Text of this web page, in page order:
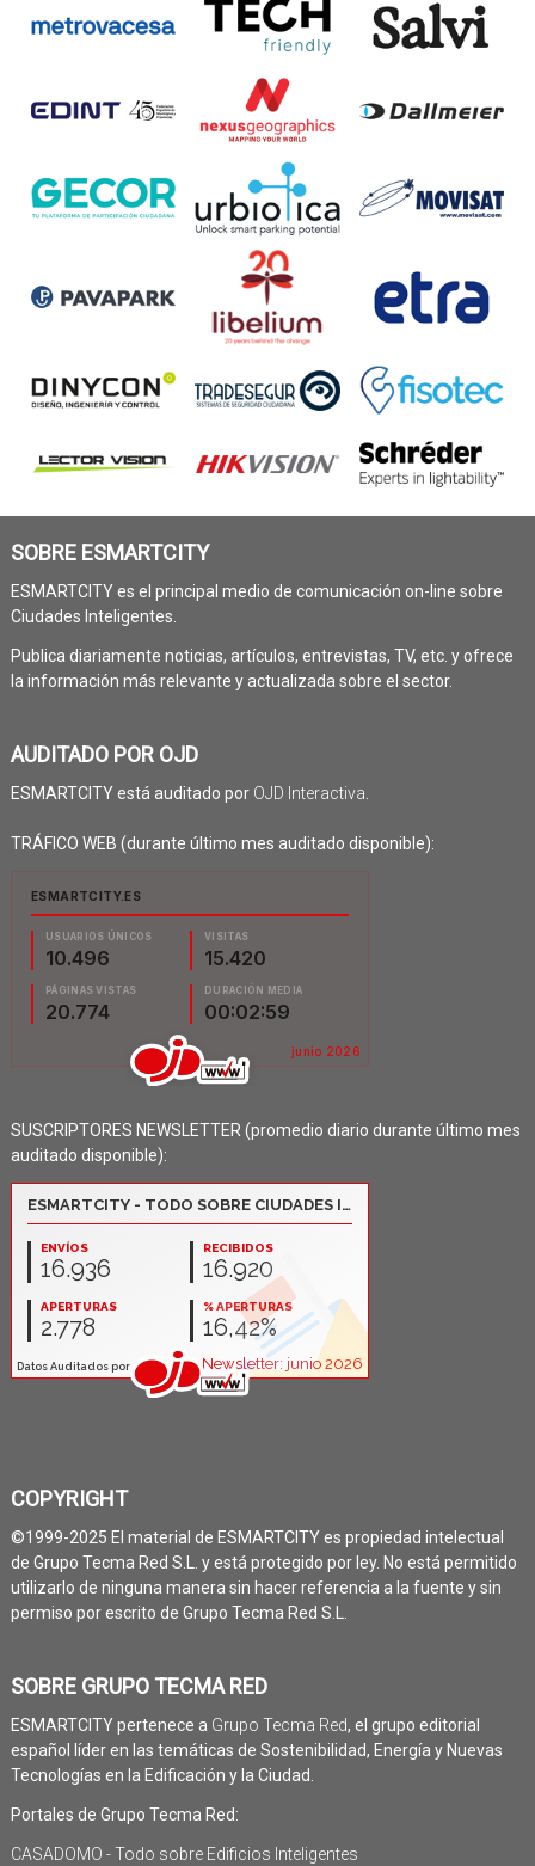
SOBRE ESMARTCITY
ESMARTCITY es el principal medio de comunicación on-line sobre
Ciudades Inteligentes.
Publica diariamente noticias, artículos, entrevistas, TV, etc. y ofrece
la información más relevante y actualizada sobre el sector.
AUDITADO POR OJD
ESMARTCITY está auditado por OJD Interactiva
TRÁFICO WEB (durante último mes auditado disponible):
SUSCRIPTORES NEWSLETTER (promedio diario durante último mes
auditado disponible):
COPYRIGHT
©1999-2025 El material de ESMARTCITY es propiedad intelectual
de Grupo Tecma Red S.L. y está protegido por ley. No está permitido
utilizarlo de ninguna manera sin hacer referencia a la fuente y sin
permiso por escrito de Grupo Tecma Red S.L.
SOBRE GRUPO TECMA RED
ESMARTCITY pertenece a Grupo Tecma Red, el grupo editorial
español líder en las temáticas de Sostenibilidad, Energía y Nuevas
Tecnologías en la Edificación y la Ciudad.
Portales de Grupo Tecma Red:
CASADOMO - Todo sobre Edificios Inteligentes